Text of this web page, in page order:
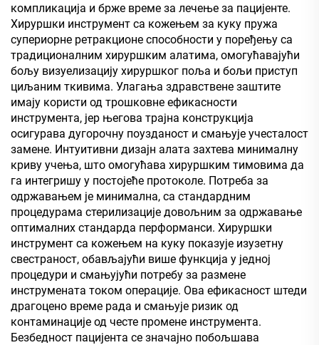
компликација и брже време за лечење за пацијенте.
Хируршки инструмент са кожењем за куку пружа
супериорне ретракционе способности у поређењу са
традиционалним хируршким алатима, омогућавајући
бољу визуелизацију хируршког поља и бољи приступ
циљаним ткивима. Улагања здравствене заштите
имају користи од трошковне ефикасности
инструмента, јер његова трајна конструкција
осигурава дугорочну поузданост и смањује учесталост
замене. Интуитивни дизајн алата захтева минималну
криву учења, што омогућава хируршким тимовима да
га интегришу у постојеће протоколе. Потреба за
одржавањем је минимална, са стандардним
процедурама стерилизације довољним за одржавање
оптималних стандарда перформанси. Хируршки
инструмент са кожењем на куку показује изузетну
свестраност, обављајући више функција у једној
процедури и смањујући потребу за размене
инструмената током операције. Ова ефикасност штеди
драгоцено време рада и смањује ризик од
контаминације од честе промене инструмента.
Безбедност пацијента се значајно побољшава